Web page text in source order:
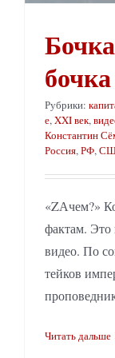
Рубрики:
е,XXI век,
Константин
Россия,РФ,
«ZАчем?»
фактам. Это
видео. По
тейков
Читать дальше